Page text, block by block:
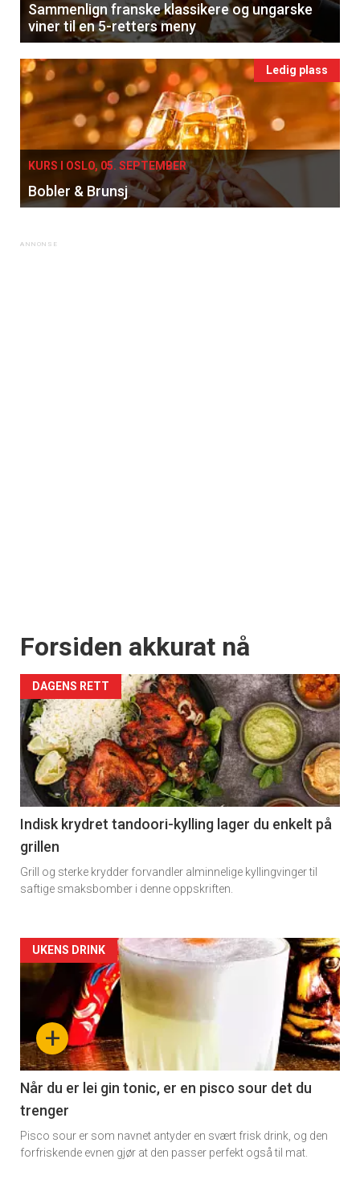
Sammenlign franske klassikere og ungarske
viner til en 5-retters meny
Ledig plass
KURS I OSLO, 05. SEPTEMBER
Bobler & Brunsj
Forsiden akkurat nå
DAGENS RETT
Indisk krydret tandoori-kylling lager du enkelt på
grillen
Grill og sterke krydder forvandler alminnelige kyllingvinger til
saftige smaksbomber i denne oppskriften.
Forsiden
akkurat
nå
-
2
+
UKENS DRINK
Når du er lei gin tonic, er en pisco sour det du
trenger
Pisco sour er som navnet antyder en svært frisk drink, og den
forfriskende evnen gjør at den passer perfekt også til mat.